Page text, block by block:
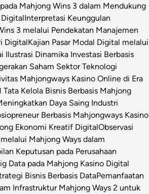
Mahjong Wins 3 dalam Mendukung
DigitalInterpretasi Keunggulan
3 melalui Pendekatan Manajemen
DigitalKajian Pasar Modal Digital melalui
Ilustrasi Dinamika Investasi Berbasis
Saham Sektor Teknologi
Mahjongways Kasino Online di Era
Tata Kelola Bisnis Berbasis Mahjong
Daya Saing Industri
Berbasis Mahjongways Kasino
Ekonomi Kreatif DigitalObservasi
Mahjong Ways dalam
Keputusan pada Perusahaan
Data pada Mahjong Kasino Digital
Bisnis Berbasis DataPemanfaatan
Infrastruktur Mahjong Ways 2 untuk